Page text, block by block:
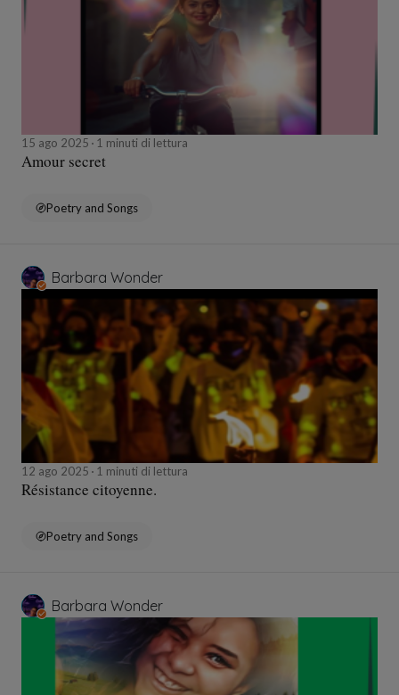
15 ago 2025 1 minuti di lettura
Amour secret
Poetry and Songs
Barbara Wonder
12 ago 2025 1 minuti di lettura
Résistance citoyenne.
Poetry and Songs
Barbara Wonder